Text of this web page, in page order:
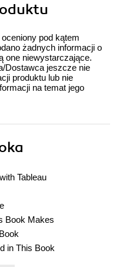
pod kątem
żadnych informacji o
one niewystarczające.
Dostawca jeszcze nie
produktu lub nie
na temat jego
Tableau
Book Makes
in This Book